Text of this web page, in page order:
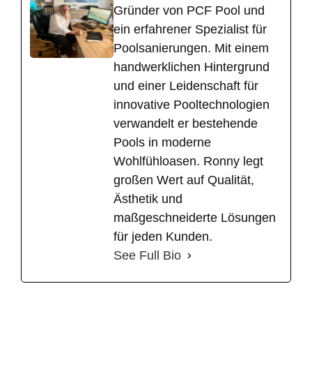
Gründer von PCF Pool und
ein erfahrener Spezialist für
Poolsanierungen. Mit einem
handwerklichen Hintergrund
und einer Leidenschaft für
innovative Pooltechnologien
verwandelt er bestehende
Pools in moderne
Wohlfühloasen. Ronny legt
großen Wert auf Qualität,
Ästhetik und
maßgeschneiderte Lösungen
für jeden Kunden.
See Full Bio